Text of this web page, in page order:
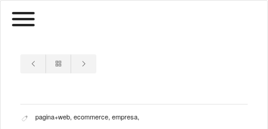
pagina+web, ecommerce, empresa,